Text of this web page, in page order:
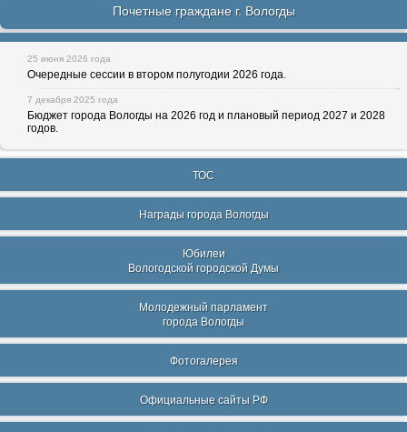
Почетные граждане г. Вологды
25 июня 2026 года
Очередные сессии в втором полугодии 2026 года.
7 декабря 2025 года
Бюджет города Вологды на 2026 год и плановый период 2027 и 2028
годов.
ТОС
Награды города Вологды
Юбилеи
Вологодской городской Думы
Молодежный парламент
города Вологды
Фотогалерея
Официальные сайты РФ